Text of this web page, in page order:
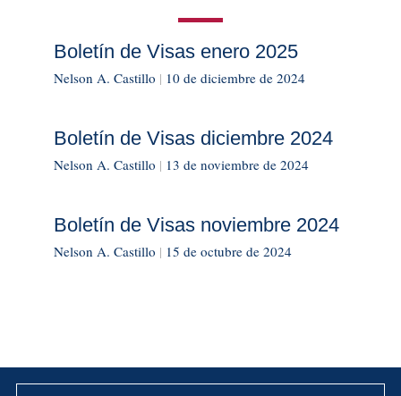
Boletín de Visas enero 2025
Nelson A. Castillo | 10 de diciembre de 2024
Boletín de Visas diciembre 2024
Nelson A. Castillo | 13 de noviembre de 2024
Boletín de Visas noviembre 2024
Nelson A. Castillo | 15 de octubre de 2024